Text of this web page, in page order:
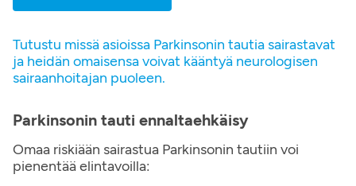
Tutustu missä asioissa Parkinsonin tautia sairastavat
ja heidän omaisensa voivat kääntyä neurologisen
sairaanhoitajan puoleen.
Parkinsonin tauti ennaltaehkäisy
Omaa riskiään sairastua Parkinsonin tautiin voi
pienentää elintavoilla: